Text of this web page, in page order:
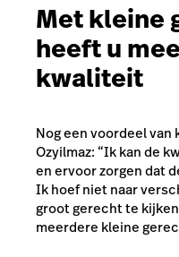
Met kleine
heeft u
kwaliteit
Nog een voordeel
Ozyilmaz: “Ik kan de
en ervoor zorgen dat
Ik hoef niet naar
groot gerecht te
meerdere kleine